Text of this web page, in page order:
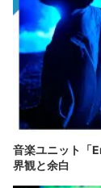
音楽ユニット「
界観と余白